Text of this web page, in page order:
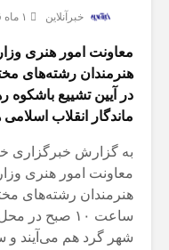
خبرآنلاین ۱ ماه قبل
معاونت امور هنری
هنرمندان رشته‌های
در آیین تشییع باشکوه
ماندگار انقلاب
به گزارش خبرگزاری
معاونت امور هنری
ساعت ۱۰ صبح
شهر گرد هم می‌آیند